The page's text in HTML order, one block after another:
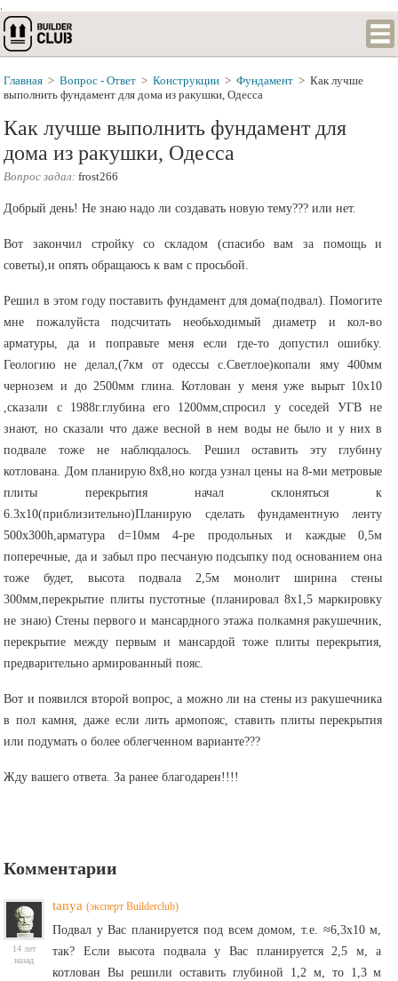
.
Главная > Вопрос - Ответ > Конструкции > Фундамент > Как лучше
выполнить фундамент для дома из ракушки, Одесса
Как лучше выполнить фундамент для
дома из ракушки, Одесса
Вопрос задал: frost266
Добрый день! Не знаю надо ли создавать новую тему??? или нет.
Вот закончил стройку со складом (спасибо вам за помощь и
советы),и опять обращаюсь к вам с просьбой.
Решил в этом году поставить фундамент для дома(подвал). Помогите
мне пожалуйста подсчитать необьходимый диаметр и кол-во
арматуры, да и поправьте меня если где-то допустил ошибку.
Геологию не делал,(7км от одессы с.Светлое)копали яму 400мм
чернозем и до 2500мм глина. Котлован у меня уже вырыт 10х10
,сказали с 1988г.глубина его 1200мм,спросил у соседей УГВ не
знают, но сказали что даже весной в нем воды не было и у них в
подвале тоже не наблюдалось. Решил оставить эту глубину
котлована. Дом планирую 8х8,но когда узнал цены на 8-ми метровые
плиты перекрытия начал склоняться к
6.3х10(приблизительно)Планирую сделать фундаментную ленту
500х300h,арматура d=10мм 4-ре продольных и каждые 0,5м
поперечные, да и забыл про песчаную подсыпку под основанием она
тоже будет, высота подвала 2,5м монолит ширина стены
300мм,перекрытие плиты пустотные (планировал 8х1,5 маркировку
не знаю) Стены первого и мансардного этажа полкамня ракушечник,
перекрытие между первым и мансардой тоже плиты перекрытия,
предварительно армированный пояс.
Вот и появился второй вопрос, а можно ли на стены из ракушечника
в пол камня, даже если лить армопояс, ставить плиты перекрытия
или подумать о более облегченном варианте???
Жду вашего ответа. За ранее благодарен!!!!
Комментарии
14 лет
назад
tanya (эксперт Builderclub)
Подвал у Вас планируется под всем домом, т.е. ≈6,3х10 м,
так? Если высота подвала у Вас планируется 2,5 м, а
котлован Вы решили оставить глубиной 1,2 м, то 1,3 м